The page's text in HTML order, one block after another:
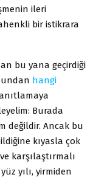
ileri
bir istikrara
bu yana geçirdiği
hangi
Burada
değildir. Ancak bu
kıyasla çok
karşılaştırmalı
yılı, yirmiden